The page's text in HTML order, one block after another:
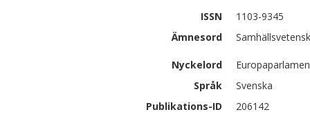
ISSN
1103-9345
Ämnesord
Nyckelord
Språk
Svenska
Publikations-ID
206142